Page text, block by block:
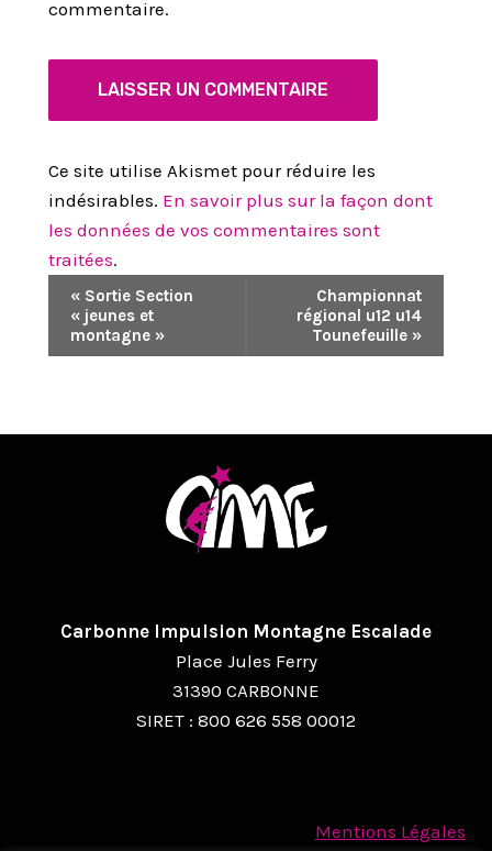
commentaire.
Ce site utilise Akismet pour réduire les
indésirables. En savoir plus sur la façon dont
les données de vos commentaires sont
traitées.
« Sortie Section
« jeunes et
montagne »
Championnat
régional u12 u14
Tounefeuille »
Carbonne Impulsion Montagne Escalade
Place Jules Ferry
31390 CARBONNE
SIRET : 800 626 558 00012
Mentions Légales